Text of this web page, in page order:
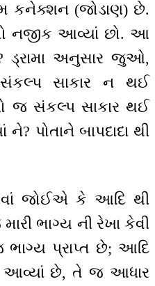
કનેક્શન (જોડાણ) છે.
નજીક આવ્યાં છો. આ
ડ્રામા અનુસાર જુઓ,
સાકાર ન થઈ
જ સંકલ્પ સાકાર થઈ
પોતાને બાપદાદા થી
જોઈએ કે આદિ થી
ભાગ્ય ની રેખા કેવી
પ્રાપ્ત છે; આદિ
આવ્યાં છે, તે જ આધાર